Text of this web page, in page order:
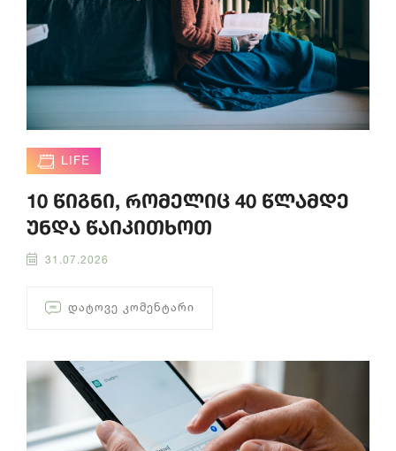
LIFE
10 წიგნი, რომელიც 40 წლამდე
უნდა წაიკითხოთ
31.07.2026
ᲓᲐᲢᲝᲕᲔ ᲙᲝᲛᲔᲜᲢᲐᲠᲘ